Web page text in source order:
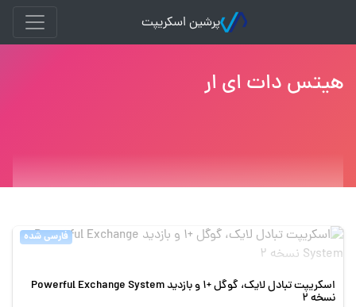
پرشین اسکریپت
هیتس دات ای ار
فارسی شده
اسکریپت تبادل لایک، گوگل +1 و بازدید Powerful Exchange System
نسخه 2